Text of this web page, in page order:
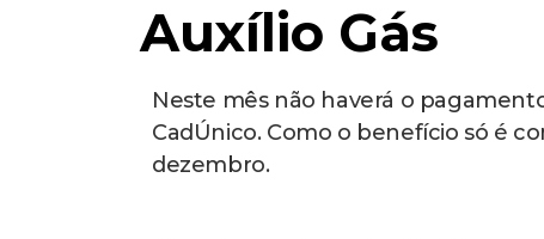
Auxílio Gás
Neste mês não haverá o
CadÚnico. Como o benefício só é
dezembro.